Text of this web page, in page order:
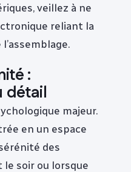
veillez à ne
reliant la
:
détail
majeur.
en un espace
des
soir ou lorsque